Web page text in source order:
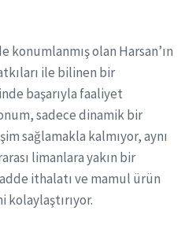
konumlanmış olan Harsan’ın
ile bilinen bir
başarıyla faaliyet
sadece dinamik bir
sağlamakla kalmıyor, aynı
limanlara yakın bir
ithalatı ve mamul ürün
kolaylaştırıyor.